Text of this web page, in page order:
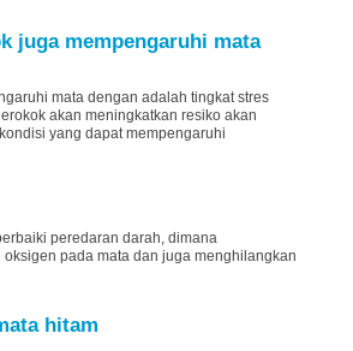
juga mempengaruhi mata
mata dengan adalah tingkat stres
akan meningkatkan resiko akan
yang dapat mempengaruhi
peredaran darah, dimana
pada mata dan juga menghilangkan
hitam